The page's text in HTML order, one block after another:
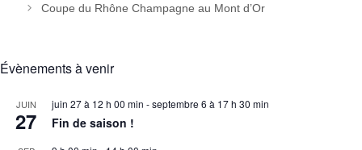
Coupe du Rhône Champagne au Mont d’Or
Évènements à venir
JUIN
27
juin 27 à 12 h 00 min -septembre 6 à 17 h 30 min
Fin de saison !